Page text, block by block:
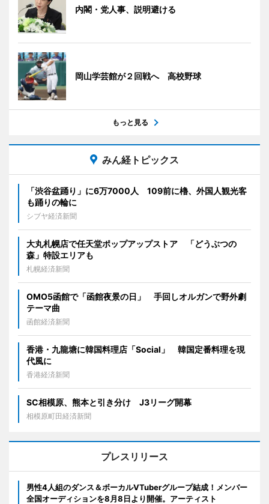
内閣・党人事、説明避ける
岡山学芸館が２回戦へ 高校野球
もっと見る
みん経トピックス
「渋谷盆踊り」に6万7000人 109前に櫓、外国人観光客
も踊りの輪に
シブヤ経済新聞
大丸札幌店で任天堂ポップアップストア 「どうぶつの
森」特設エリアも
札幌経済新聞
OMO5函館で「函館夜景の日」 手回しオルガンで野外劇
テーマ曲
函館経済新聞
香港・九龍塘に韓国料理店「Social」 韓国定番料理を現
代風に
香港経済新聞
SC相模原、熊本と引き分け J3リーグ開幕
相模原町田経済新聞
プレスリリース
男性4人組のダンス＆ボーカルVTuberグループ結成！メンバー
全国オーディションを8月8日より開催。アーティスト